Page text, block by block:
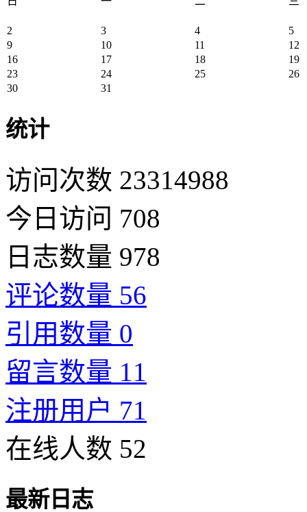
2 3 4
5
9
10 11
12
16
17 18
19
23
24 25
26
30
31
统计
访问次数 23314988
今日访问 708
日志数量 978
评论数量 56
引用数量 0
留言数量 11
注册用户 71
在线人数 52
最新日志